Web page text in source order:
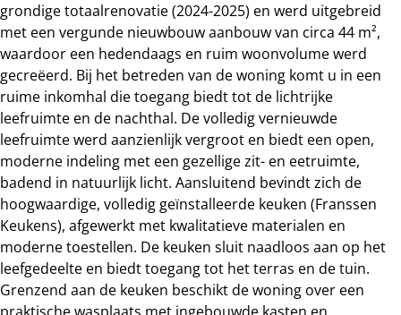
grondige totaalrenovatie (2024-2025) en werd uitgebreid
met een vergunde nieuwbouw aanbouw van circa 44 m²,
waardoor een hedendaags en ruim woonvolume werd
gecreëerd. Bij het betreden van de woning komt u in een
ruime inkomhal die toegang biedt tot de lichtrijke
leefruimte en de nachthal. De volledig vernieuwde
leefruimte werd aanzienlijk vergroot en biedt een open,
moderne indeling met een gezellige zit- en eetruimte,
badend in natuurlijk licht. Aansluitend bevindt zich de
hoogwaardige, volledig geïnstalleerde keuken (Franssen
Keukens), afgewerkt met kwalitatieve materialen en
moderne toestellen. De keuken sluit naadloos aan op het
leefgedeelte en biedt toegang tot het terras en de tuin.
Grenzend aan de keuken beschikt de woning over een